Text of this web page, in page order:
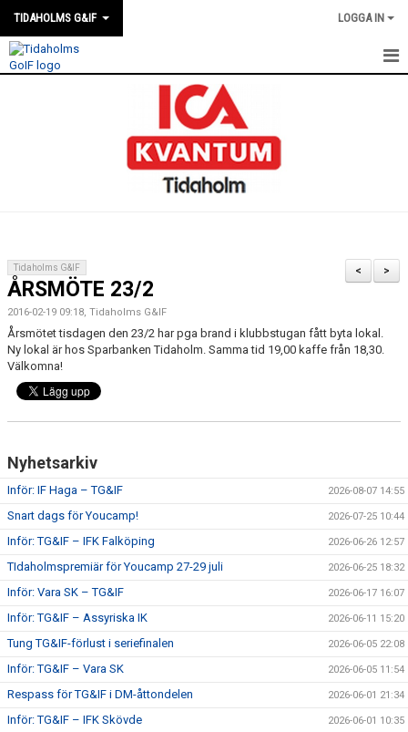
TIDAHOLMS G&IF LOGGA IN
FÖRENINGEN
SOUVENIRER
GAMLA GIFFS TORSDAGSTRÄFFAR
PLANSCHEMA
>
<
Tidaholms G&IF
ÅRSMÖTE 23/2
2016-02-19 09:18, Tidaholms G&IF
Årsmötet tisdagen den 23/2 har pga brand i klubbstugan fått byta lokal.
Ny lokal är hos Sparbanken Tidaholm. Samma tid 19,00 kaffe från 18,30.
Välkomna!
Nyhetsarkiv
Inför: IF Haga – TG&IF 2026-08-07 14:55
Snart dags för Youcamp! 2026-07-25 10:44
Inför: TG&IF – IFK Falköping 2026-06-26 12:57
TIdaholmspremiär för Youcamp 27-29 juli 2026-06-25 18:32
Inför: Vara SK – TG&IF 2026-06-17 16:07
Inför: TG&IF – Assyriska IK 2026-06-11 15:20
Tung TG&IF-förlust i seriefinalen 2026-06-05 22:08
Inför: TG&IF – Vara SK 2026-06-05 11:54
Respass för TG&IF i DM-åttondelen 2026-06-01 21:34
Inför: TG&IF – IFK Skövde 2026-06-01 10:35